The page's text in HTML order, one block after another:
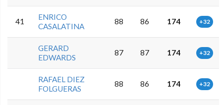
41
ENRICO
CASALATINA
88 86 174 +32
GERARD
EDWARDS
87 87 174 +32
RAFAEL DIEZ
FOLGUERAS
88 86 174 +32